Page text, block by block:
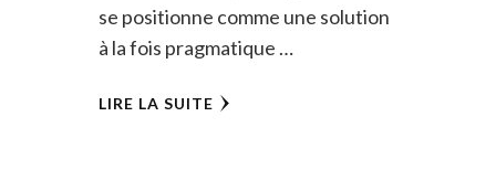
se positionne comme une solution
à la fois pragmatique …
LIRE LA SUITE